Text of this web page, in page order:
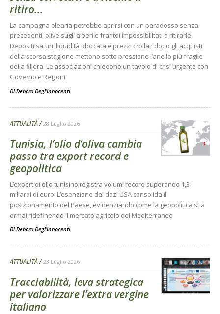
ritiro...
La campagna olearia potrebbe aprirsi con un paradosso senza
precedenti: olive sugli alberi e frantoi impossibilitati a ritirarle.
Depositi saturi, liquidità bloccata e prezzi crollati dopo gli acquisti
della scorsa stagione mettono sotto pressione l’anello più fragile
della filiera. Le associazioni chiedono un tavolo di crisi urgente con
Governo e Regioni
Di Debora Degl’Innocenti
ATTUALITÀ 28 Luglio 2026
Tunisia, l’olio d’oliva cambia
passo tra export record e
geopolitica
L’export di olio tunisino registra volumi record superando 1,3
miliardi di euro. L’esenzione dai dazi USA consolida il
posizionamento del Paese, evidenziando come la geopolitica stia
ormai ridefinendo il mercato agricolo del Mediterraneo
Di Debora Degl’Innocenti
ATTUALITÀ 23 Luglio 2026
Tracciabilità, leva strategica
per valorizzare l’extra vergine
italiano